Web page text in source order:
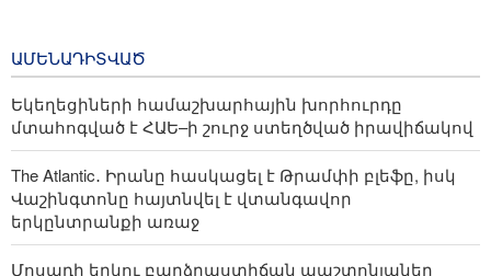
Արևմուտքը կլքի ՀՀ–ին, հենց
որ նա դադարի հետաքրքիր
լինել որպես գործիք ՌԴ–ի դեմ.
Մեդվեդև
22 hours ago
ԱՄԵՆԱԴԻՏՎԱԾ
Եկեղեցիների համաշխարհային խորհուրդը
մտահոգված է ՀԱԵ–ի շուրջ ստեղծված իրավիճակով
The Atlantic․ Իրանը հասկացել է Թրամփի բլեֆը, իսկ
Վաշինգտոնը հայտնվել է վտանգավոր
երկընտրանքի առաջ
Մոսադի երկու բարձրաստիճան պաշտոնյաներ